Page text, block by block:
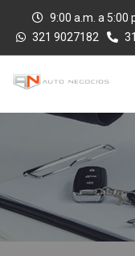
9:00 a.m. a 5:00
321 9027182